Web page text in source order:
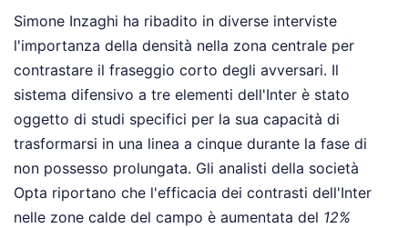
Simone Inzaghi ha ribadito in diverse interviste
l'importanza della densità nella zona centrale per
contrastare il fraseggio corto degli avversari. Il
sistema difensivo a tre elementi dell'Inter è stato
oggetto di studi specifici per la sua capacità di
trasformarsi in una linea a cinque durante la fase di
non possesso prolungata. Gli analisti della società
Opta riportano che l'efficacia dei contrasti dell'Inter
nelle zone calde del campo è aumentata del 12%